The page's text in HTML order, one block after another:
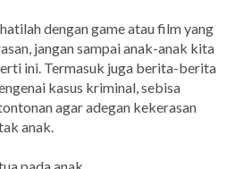
dengan game atau film yang
jangan sampai anak-anak kita
ini. Termasuk juga berita-berita
kasus kriminal, sebisa
agar adegan kekerasan
anak.